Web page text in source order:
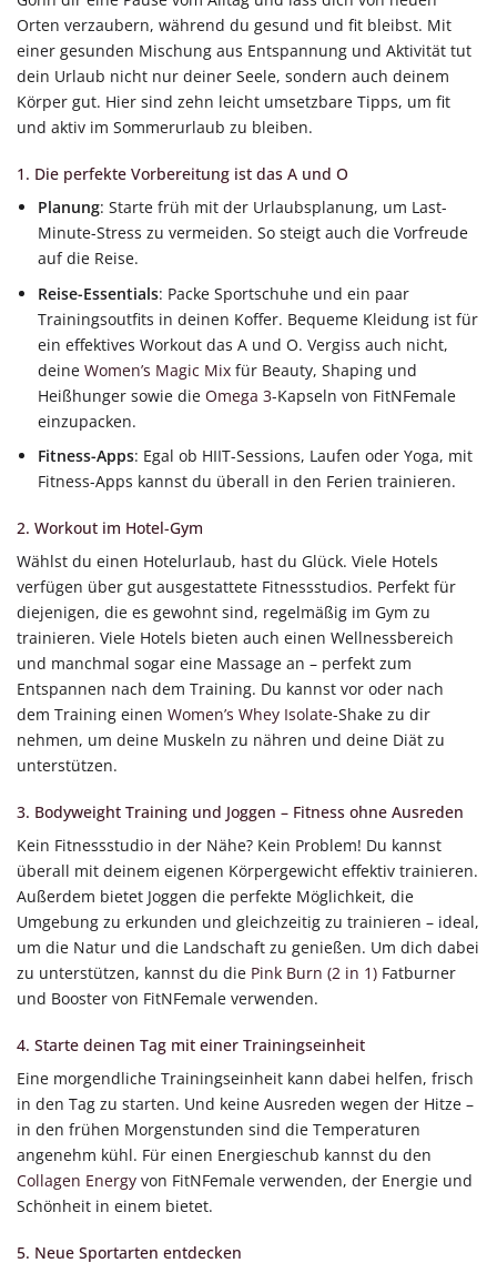
Orten verzaubern, während du gesund und fit bleibst. Mit
einer gesunden Mischung aus Entspannung und Aktivität tut
dein Urlaub nicht nur deiner Seele, sondern auch deinem
Körper gut. Hier sind zehn leicht umsetzbare Tipps, um fit
und aktiv im Sommerurlaub zu bleiben.
1. Die perfekte Vorbereitung ist das A und O
Planung: Starte früh mit der Urlaubsplanung, um Last-
Minute-Stress zu vermeiden. So steigt auch die Vorfreude
auf die Reise.
Reise-Essentials: Packe Sportschuhe und ein paar
Trainingsoutfits in deinen Koffer. Bequeme Kleidung ist für
ein effektives Workout das A und O. Vergiss auch nicht,
deine Women’s Magic Mixfür Beauty, Shaping und
Heißhunger sowie die Omega 3-Kapseln von FitNFemale
einzupacken.
Fitness-Apps: Egal ob HIIT-Sessions, Laufen oder Yoga, mit
Fitness-Apps kannst du überall in den Ferien trainieren.
2. Workout im Hotel-Gym
Wählst du einen Hotelurlaub, hast du Glück. Viele Hotels
verfügen über gut ausgestattete Fitnessstudios. Perfekt für
diejenigen, die es gewohnt sind, regelmäßig im Gym zu
trainieren. Viele Hotels bieten auch einen Wellnessbereich
und manchmal sogar eine Massage an – perfekt zum
Entspannen nach dem Training. Du kannst vor oder nach
dem Training einen Women’s Whey Isolate-Shake zu dir
nehmen, um deine Muskeln zu nähren und deine Diät zu
unterstützen.
3. Bodyweight Training und Joggen – Fitness ohne Ausreden
Kein Fitnessstudio in der Nähe? Kein Problem! Du kannst
überall mit deinem eigenen Körpergewicht effektiv trainieren.
Außerdem bietet Joggen die perfekte Möglichkeit, die
Umgebung zu erkunden und gleichzeitig zu trainieren – ideal,
um die Natur und die Landschaft zu genießen. Um dich dabei
zu unterstützen, kannst du die Pink Burn (2 in 1) Fatburner
und Booster von FitNFemale verwenden.
4. Starte deinen Tag mit einer Trainingseinheit
Eine morgendliche Trainingseinheit kann dabei helfen, frisch
in den Tag zu starten. Und keine Ausreden wegen der Hitze –
in den frühen Morgenstunden sind die Temperaturen
angenehm kühl. Für einen Energieschub kannst du den
Collagen Energy von FitNFemale verwenden, der Energie und
Schönheit in einem bietet.
5. Neue Sportarten entdecken